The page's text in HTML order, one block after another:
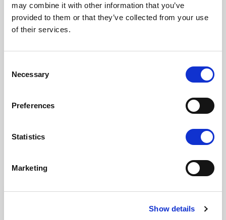
may combine it with other information that you’ve
provided to them or that they’ve collected from your use
of their services.
Selection
Necessary
Preferences
Statistics
Marketing
Show details
Relaterte historier